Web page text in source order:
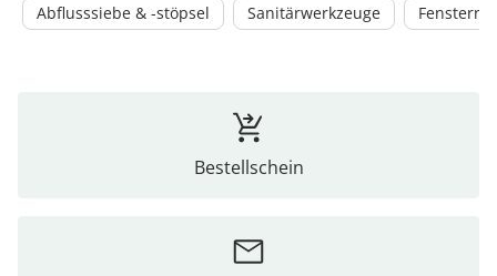
Abflusssiebe & -stöpsel Sanitärwerkzeuge
Bestellschein